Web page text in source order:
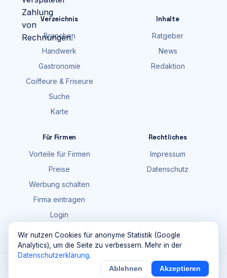
Verzeichnis
Branchen
Handwerk
Gastronomie
Coiffeure & Friseure
Suche
Karte
Inhalte
Ratgeber
News
Redaktion
Für Firmen
Vorteile für Firmen
Preise
Werbung schalten
Firma eintragen
Login
Rechtliches
Impressum
Datenschutz
Maik Möhring Media · Ermatingen
Wir nutzen Cookies für anonyme Statistik (Google
Analytics), um die Seite zu verbessern. Mehr in der
Datenschutzerklärung.
Ablehnen Akzeptieren